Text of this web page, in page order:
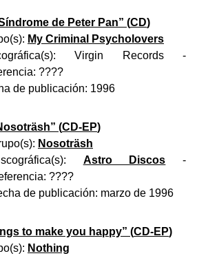
de Peter Pan” (CD)
My Criminal Psycholovers
Virgin Records-
????
de publicación: 1996
” (CD-EP)
Nosoträsh
Astro Discos -
????
de publicación: marzo de 1996
to make you happy” (CD-EP)
Nothing